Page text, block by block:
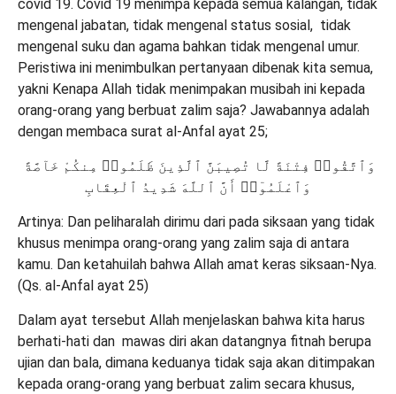
covid 19. Covid 19 menimpa kepada semua kalangan, tidak
mengenal jabatan, tidak mengenal status sosial, tidak
mengenal suku dan agama bahkan tidak mengenal umur.
Peristiwa ini menimbulkan pertanyaan dibenak kita semua,
yakni Kenapa Allah tidak menimpakan musibah ini kepada
orang-orang yang berbuat zalim saja? Jawabannya adalah
dengan membaca surat al-Anfal ayat 25;
وَٱتَّقُوا۟ فِتْنَةً لَّا تُصِيبَنَّ ٱلَّذِينَ ظَلَمُوا۟ مِنكُمْ خَآصَّةً
وَٱعْلَمُوٓا۟ أَنَّ ٱللَّهَ شَدِيدُ ٱلْعِقَابِ
Artinya: Dan peliharalah dirimu dari pada siksaan yang tidak
khusus menimpa orang-orang yang zalim saja di antara
kamu. Dan ketahuilah bahwa Allah amat keras siksaan-Nya.
(Qs. al-Anfal ayat 25)
Dalam ayat tersebut Allah menjelaskan bahwa kita harus
berhati-hati dan mawas diri akan datangnya fitnah berupa
ujian dan bala, dimana keduanya tidak saja akan ditimpakan
kepada orang-orang yang berbuat zalim secara khusus,